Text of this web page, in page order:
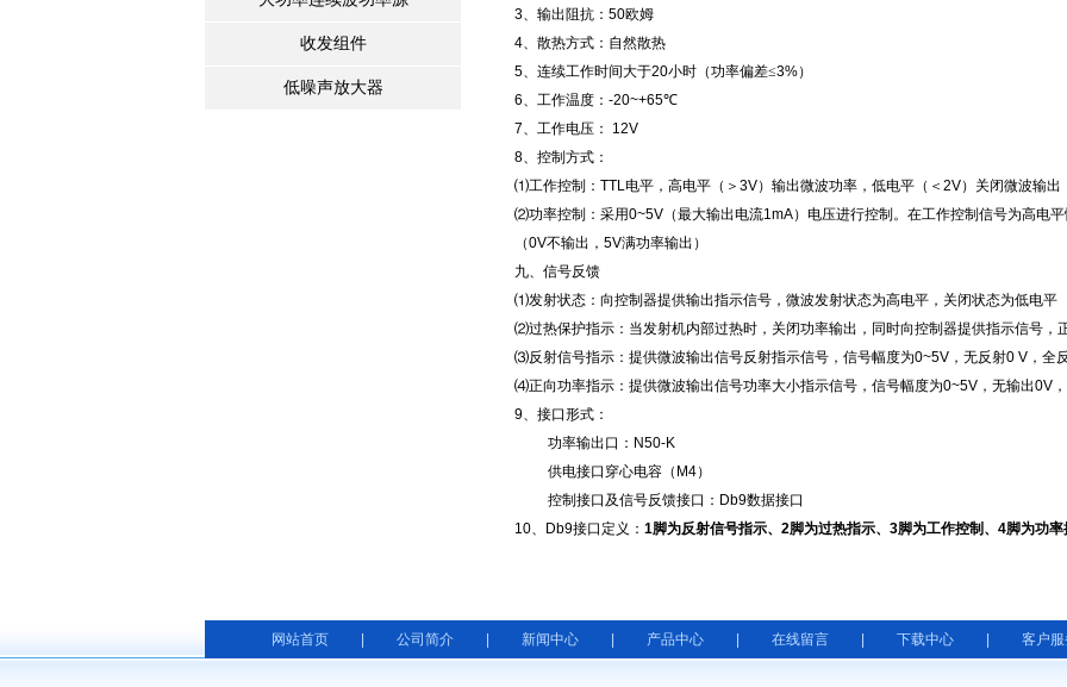
收发组件
低噪声放大器
3、输出阻抗： 50欧姆
4、散热方式：自然散热
5、连续工作时间大于20小时（功率偏差≤3%）
6、工作温度： -20~+65℃
7、工作电压：
12V
8、控制方式：
⑴工作控制： TTL电平，高电平（＞ 3V）输出微波功率，低电平（＜ 2V）关闭微波输出
⑵功率控制：采用0~5V （最大输出电流1mA）电压进行控制。在工作控制信号为高电
（0V不输出， 5V满功率输出）
九、信号反馈
⑴发射状态：向控制器提供输出指示信号，微波发射状态为高电平，关闭状态为低电平
⑵过热保护指示：当发射机内部过热时，关闭功率输出，同时向控制器提供指示信号，
⑶反射信号指示：提供微波输出信号反射指示信号，信号幅度为0~5V ，无反射0 V ，全
⑷正向功率指示：提供微波输出信号功率大小指示信号，信号幅度为0~5V ，无输出0V
9、接口形式：
功率输出口： N50-K
供电接口穿心电容（ M4）
控制接口及信号反馈接口： Db9数据接口
10、 Db9接口定义： 1脚为反射信号指示、 2脚为过热指示、 3脚为工作控制、 4脚为功率
网站首页 公司简介 新闻中心 产品中心 在线留言 下载中心 客户服